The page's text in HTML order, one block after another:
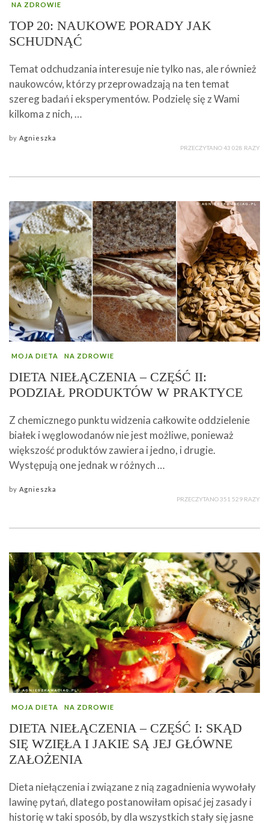
NA ZDROWIE
TOP 20: NAUKOWE PORADY JAK
SCHUDNĄĆ
Temat odchudzania interesuje nie tylko nas, ale również
naukowców, którzy przeprowadzają na ten temat
szereg badań i eksperymentów. Podzielę się z Wami
kilkoma z nich, …
by Agnieszka
PRZECZYTANO 43 028 RAZY
MOJA DIETA NA ZDROWIE
DIETA NIEŁĄCZENIA – CZĘŚĆ II:
PODZIAŁ PRODUKTÓW W PRAKTYCE
Z chemicznego punktu widzenia całkowite oddzielenie
białek i węglowodanów nie jest możliwe, ponieważ
większość produktów zawiera i jedno, i drugie.
Występują one jednak w różnych …
by Agnieszka
PRZECZYTANO 351 529 RAZY
MOJA DIETA NA ZDROWIE
DIETA NIEŁĄCZENIA – CZĘŚĆ I: SKĄD
SIĘ WZIĘŁA I JAKIE SĄ JEJ GŁÓWNE
ZAŁOŻENIA
Dieta niełączenia i związane z nią zagadnienia wywołały
lawinę pytań, dlatego postanowiłam opisać jej zasady i
historię w taki sposób, by dla wszystkich stały się jasne